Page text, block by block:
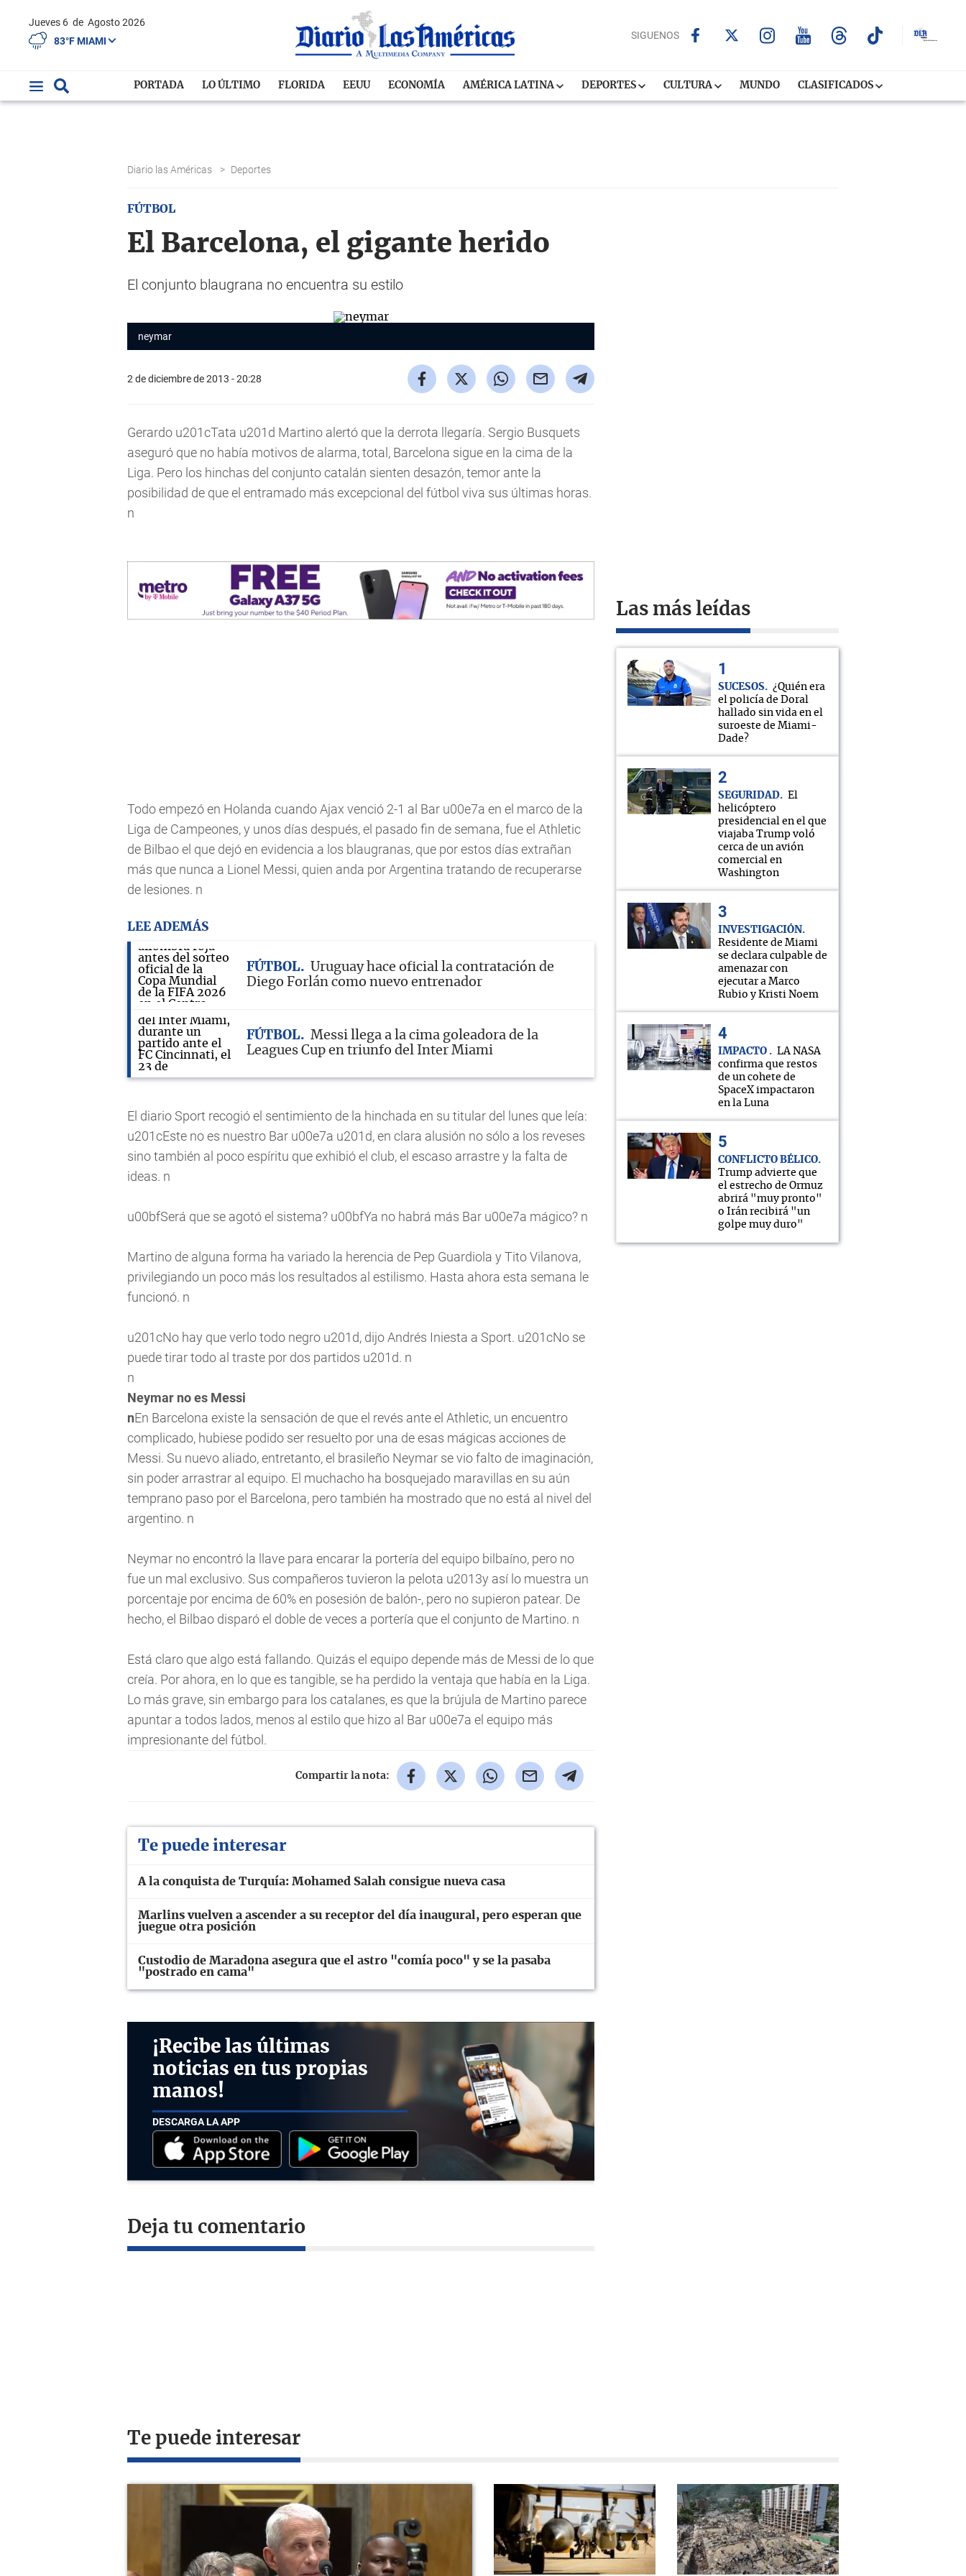
Jueves 6 de Agosto 2026
83°F MIAMI
SIGUENOS
PORTADA LO ÚLTIMO FLORIDA EEUU ECONOMÍA AMÉRICA LATINA DEPORTES CULTURA MUNDO CLASIFICADOS
Diario las Américas > Deportes
FÚTBOL
El Barcelona, el gigante herido
El conjunto blaugrana no encuentra su estilo
neymar
2 de diciembre de 2013 - 20:28
Gerardo u201cTata u201d Martino alertó que la derrota llegaría. Sergio Busquets
aseguró que no había motivos de alarma, total, Barcelona sigue en la cima de la
Liga. Pero los hinchas del conjunto catalán sienten desazón, temor ante la
posibilidad de que el entramado más excepcional del fútbol viva sus últimas horas.
n
Todo empezó en Holanda cuando Ajax venció 2-1 al Bar u00e7a en el marco de la
Liga de Campeones, y unos días después, el pasado fin de semana, fue el Athletic
de Bilbao el que dejó en evidencia a los blaugranas, que por estos días extrañan
más que nunca a Lionel Messi, quien anda por Argentina tratando de recuperarse
de lesiones. n
LEE ADEMÁS
FÚTBOL
Uruguay hace oficial la contratación de
Diego Forlán como nuevo entrenador
FÚTBOL
Messi llega a la cima goleadora de la
Leagues Cup en triunfo del Inter Miami
El diario Sport recogió el sentimiento de la hinchada en su titular del lunes que leía:
u201cEste no es nuestro Bar u00e7a u201d, en clara alusión no sólo a los reveses
sino también al poco espíritu que exhibió el club, el escaso arrastre y la falta de
ideas. n
u00bfSerá que se agotó el sistema? u00bfYa no habrá más Bar u00e7a mágico? n
Martino de alguna forma ha variado la herencia de Pep Guardiola y Tito Vilanova,
privilegiando un poco más los resultados al estilismo. Hasta ahora esta semana le
funcionó. n
u201cNo hay que verlo todo negro u201d, dijo Andrés Iniesta a Sport. u201cNo se
puede tirar todo al traste por dos partidos u201d. n
n
Neymar no es Messi
nEn Barcelona existe la sensación de que el revés ante el Athletic, un encuentro
complicado, hubiese podido ser resuelto por una de esas mágicas acciones de
Messi. Su nuevo aliado, entretanto, el brasileño Neymar se vio falto de imaginación,
sin poder arrastrar al equipo. El muchacho ha bosquejado maravillas en su aún
temprano paso por el Barcelona, pero también ha mostrado que no está al nivel del
argentino. n
Neymar no encontró la llave para encarar la portería del equipo bilbaíno, pero no
fue un mal exclusivo. Sus compañeros tuvieron la pelota u2013y así lo muestra un
porcentaje por encima de 60% en posesión de balón-, pero no supieron patear. De
hecho, el Bilbao disparó el doble de veces a portería que el conjunto de Martino. n
Está claro que algo está fallando. Quizás el equipo depende más de Messi de lo que
creía. Por ahora, en lo que es tangible, se ha perdido la ventaja que había en la Liga.
Lo más grave, sin embargo para los catalanes, es que la brújula de Martino parece
apuntar a todos lados, menos al estilo que hizo al Bar u00e7a el equipo más
impresionante del fútbol.
Compartir la nota:
Te puede interesar
A la conquista de Turquía: Mohamed Salah consigue nueva casa
Marlins vuelven a ascender a su receptor del día inaugural, pero esperan que
juegue otra posición
Custodio de Maradona asegura que el astro "comía poco" y se la pasaba
"postrado en cama"
¡Recibe las últimas
noticias en tus propias
manos!
DESCARGA LA APP
Deja tu comentario
Las más leídas
SUCESOS
¿Quién era
el policía de Doral
hallado sin vida en el
suroeste de Miami-
Dade?
SEGURIDAD
El
helicóptero
presidencial en el que
viajaba Trump voló
cerca de un avión
comercial en
Washington
INVESTIGACIÓN
Residente de Miami
se declara culpable de
amenazar con
ejecutar a Marco
Rubio y Kristi Noem
IMPACTO
LA NASA
confirma que restos
de un cohete de
SpaceX impactaron
en la Luna
CONFLICTO BÉLICO
Trump advierte que
el estrecho de Ormuz
abrirá "muy pronto"
o Irán recibirá "un
golpe muy duro"
Te puede interesar